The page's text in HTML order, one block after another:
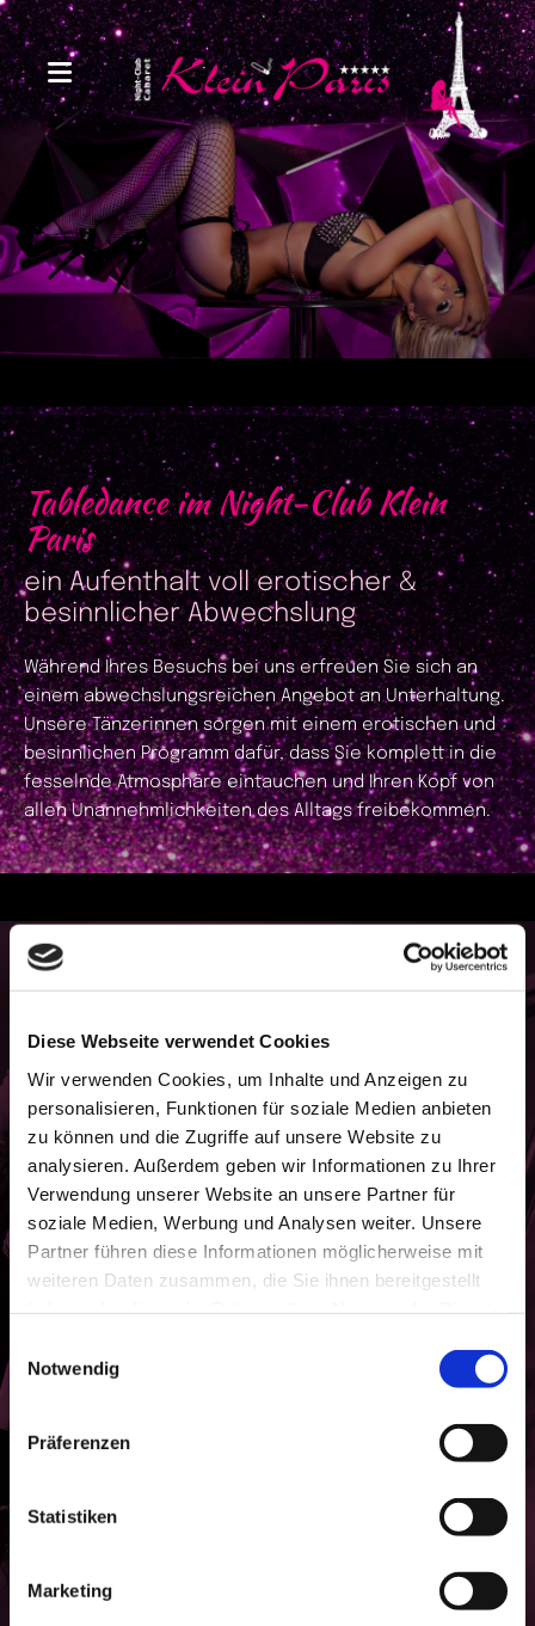
Diese Webseite verwendet Cookies
Wir verwenden Cookies, um Inhalte und Anzeigen zu
personalisieren, Funktionen für soziale Medien anbieten
zu können und die Zugriffe auf unsere Website zu
analysieren. Außerdem geben wir Informationen zu Ihrer
Verwendung unserer Website an unsere Partner für
soziale Medien, Werbung und Analysen weiter. Unsere
Partner führen diese Informationen möglicherweise mit
weiteren Daten zusammen, die Sie ihnen bereitgestellt
Notwendig
Präferenzen
Statistiken
Marketing
Tabledance im Night-Club Klein
Paris
ein Aufenthalt voll erotischer &
besinnlicher Abwechslung
Während Ihres Besuchs bei uns erfreuen Sie sich an
einem abwechslungsreichen Angebot an Unterhaltung.
Unsere Tänzerinnen sorgen mit einem erotischen und
besinnlichen Programm dafür, dass Sie komplett in die
fesselnde Atmosphäre eintauchen und Ihren Kopf von
allen Unannehmlichkeiten des Alltags freibekommen.
Die Schönheit und Ausstrahlung unserer Tänzerinnen
genießen Sie in anmutigen Cabaret-Vorstellungen und
und lassen Sie sich begeistern von den Bewegungen
unserer Tänzerinnen, die Sie mit ihren körperlichen
Vorzügen und anmutiger Grazie verzaubern.